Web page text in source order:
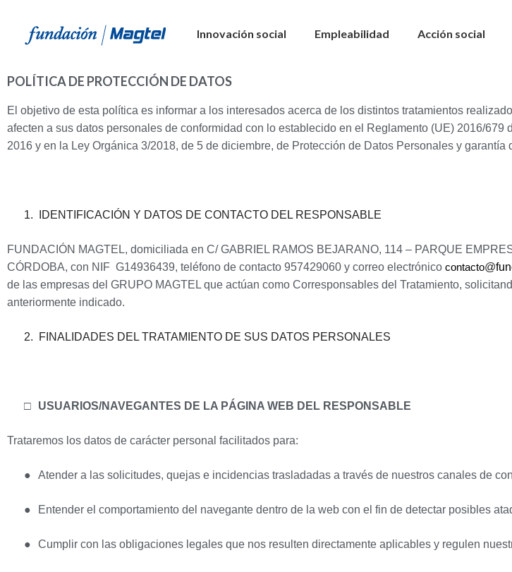
Innovación social Empleabilidad Acción social
POLÍTICA DE PROTECCIÓN DE DATOS
El objetivo de esta política es informar a los interesados acerca de los distintos tratamientos
afecten a sus datos personales de conformidad con lo establecido en el Reglamento (UE) 2016/
2016 y en la Ley Orgánica 3/2018, de 5 de diciembre, de Protección de Datos Personales y garantía
1. IDENTIFICACIÓN Y DATOS DE CONTACTO DEL RESPONSABLE
FUNDACIÓN MAGTEL, domiciliada en C/ GABRIEL RAMOS BEJARANO, 114 – PARQUE
CÓRDOBA, con NIF G14936439, teléfono de contacto 957429060 y correo electrónico contacto@
de las empresas del GRUPO MAGTEL que actúan como Corresponsables del Tratamiento,
anteriormente indicado.
2. FINALIDADES DEL TRATAMIENTO DE SUS DATOS PERSONALES
□ USUARIOS/NAVEGANTES DE LA PÁGINA WEB DEL RESPONSABLE
Trataremos los datos de carácter personal facilitados para:
● Atender a las solicitudes, quejas e incidencias trasladadas a través de nuestros canales de
● Entender el comportamiento del navegante dentro de la web con el fin de detectar posibles
● Cumplir con las obligaciones legales que nos resulten directamente aplicables y regulen